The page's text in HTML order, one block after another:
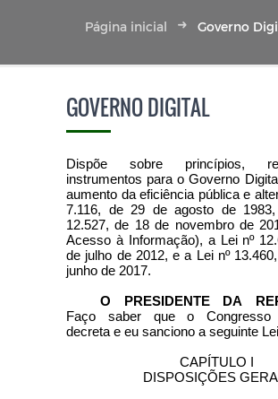
Página inicial Governo
GOVERNO DIGITAL
Dispõe sobre princípios,
instrumentos para o Governo
aumento da eficiência pública e
7.116, de 29 de agosto de
12.527, de 18 de novembro de
Acesso à Informação), a Lei nº
de julho de 2012, e a Lei nº
junho de 2017.
O PRESIDENTE DA
Faço saber que o Congresso
decreta e eu sanciono a seguinte
CAPÍTULO I
DISPOSIÇÕES